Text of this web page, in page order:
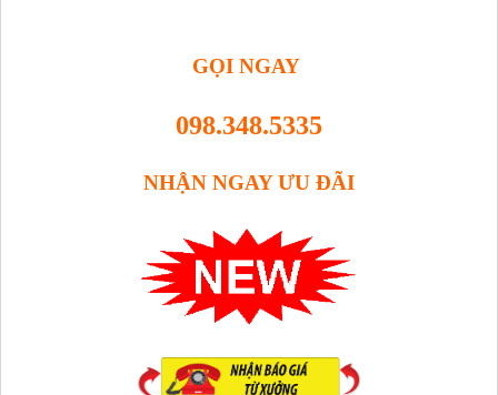
GỌI NGAY
098.348.5335
NHẬN NGAY ƯU ĐÃI